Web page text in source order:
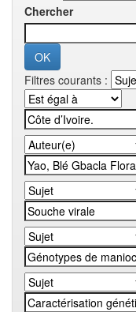
Chercher
Filtres courants :